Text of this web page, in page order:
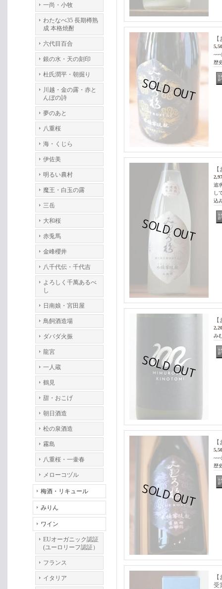
一尚・小牧
わたなべ35 長期樽熟
成 本格焼酎
六代目百合
銀の水・天の刻印
杜氏潤平・朝掘り
川越・金の露・赤と
んぼの詩
夢のあと
八重桜
海・くじら
伊佐美
明るい農村
魔王・白玉の露
三岳
大和桜
赤兎馬
金峰櫻井
八千代伝・千代吉
よろしく千萬あるべ
し
日南娘・宮田屋
鳥飼酒造場
ダバダ火振
龍宮
一人蔵
鶴見
甜・おこげ
朝日酒造
松の泉酒造
霧島
八重桜・一壷春
メローコヅル
梅酒・リキュール
みりん
ワイン
EUオーガニック認証
(ユーロリーフ認証）
フランス
イタリア
歴
追
し
込
み
歴
受